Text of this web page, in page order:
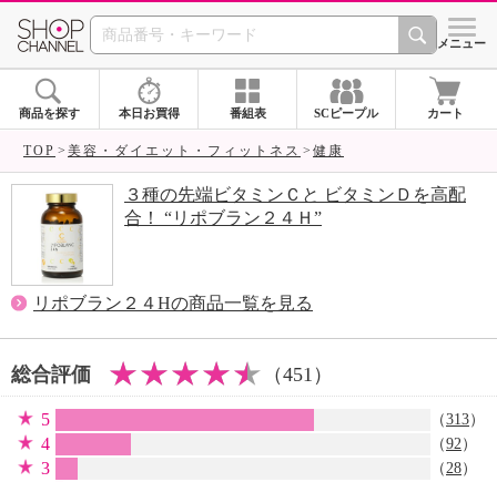
SHOP CHANNEL シメニュー
商品を探す 本日お買得 番組表 SCピープル カート
TOP 美容・ダイエット・フィットネス 健康
３種の先端ビタミンＣと ビタミンＤを高配
合！ “リポブラン２４Ｈ”
リポブラン２４Hの商品一覧を見る
総合評価 （451）
5 （313）
4 （92）
3 （28）